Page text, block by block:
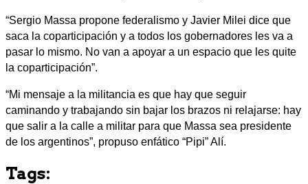
“Sergio Massa propone federalismo y Javier Milei dice que
saca la coparticipación y a todos los gobernadores les va a
pasar lo mismo. No van a apoyar a un espacio que les quite
la coparticipación”.
“Mi mensaje a la militancia es que hay que seguir
caminando y trabajando sin bajar los brazos ni relajarse: hay
que salir a la calle a militar para que Massa sea presidente
de los argentinos”, propuso enfático “Pipi” Alí.
Tags: